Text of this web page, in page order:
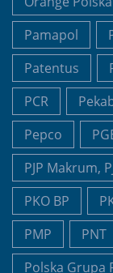
Pamapol
Patentus
PCR
Pepco
PJP Makrum,
PKO BP
PMP
PNT
Polska Grupa